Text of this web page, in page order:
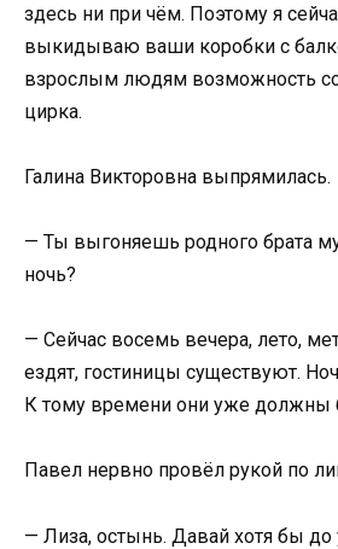
здесь ни при чём. Поэтому я
выкидываю ваши коробки с
взрослым людям возможность
цирка.
Галина Викторовна выпрямилась.
— Ты выгоняешь родного брата
ночь?
— Сейчас восемь вечера, лето,
ездят, гостиницы существуют.
К тому времени они уже должны
Павел нервно провёл рукой по
— Лиза, остынь. Давай хотя бы до